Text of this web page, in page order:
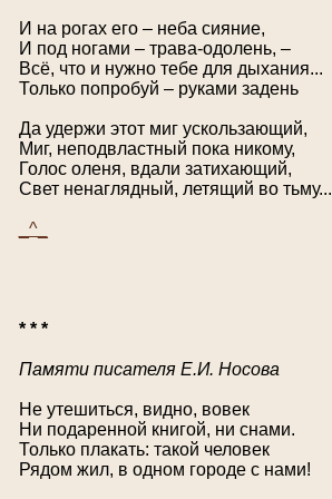
И на рогах его – неба сияние,
И под ногами – трава-одолень, –
Всё, что и нужно тебе для дыхания...
Только попробуй – руками задень
Да удержи этот миг ускользающий,
Миг, неподвластный пока никому,
Голос оленя, вдали затихающий,
Свет ненаглядный, летящий во тьму...
_^_
* * *
Памяти писателя Е.И. Носова
Не утешиться, видно, вовек
Ни подаренной книгой, ни снами.
Только плакать: такой человек
Рядом жил, в одном городе с нами!